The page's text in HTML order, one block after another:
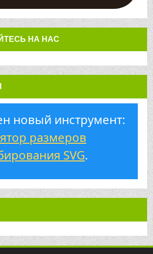
НА НАС
новый инструмент:
размеров
SVG.